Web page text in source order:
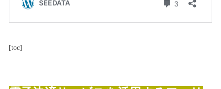
[toc]